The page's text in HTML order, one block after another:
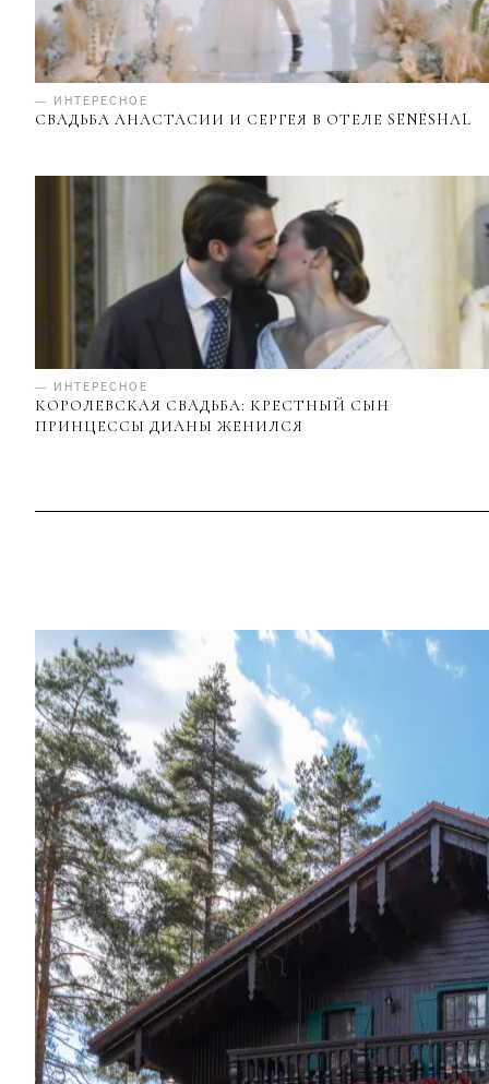
— ИНТЕРЕСНОЕ
СВАДЬБА АНАСТАСИИ И СЕРГЕЯ В ОТЕЛЕ SENESHAL
— ИНТЕРЕСНОЕ
КОРОЛЕВСКАЯ СВАДЬБА: КРЕСТНЫЙ СЫН
ПРИНЦЕССЫ ДИАНЫ ЖЕНИЛСЯ